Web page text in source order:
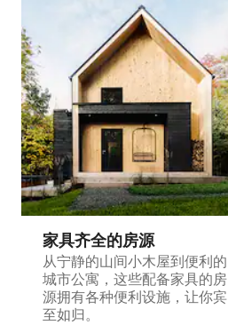
家具齐全的房源
从宁静的山间小木屋到便利的
城市公寓，这些配备家具的房
源拥有各种便利设施，让你宾
至如归。